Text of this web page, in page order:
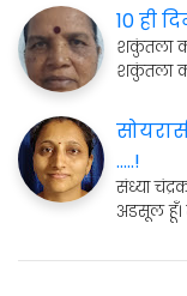
10 ही
शकुंतला
शकुंतला
.....!
संध्या
अडसूल